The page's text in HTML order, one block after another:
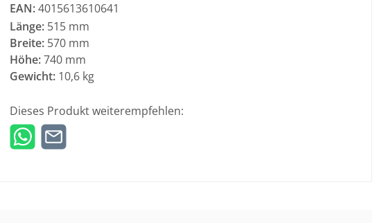
EAN:4015613610641
Länge: 515 mm
Breite: 570 mm
Höhe:740 mm
Gewicht: 10,6 kg
Dieses Produkt weiterempfehlen: